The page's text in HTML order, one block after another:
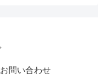
お問い合わせ